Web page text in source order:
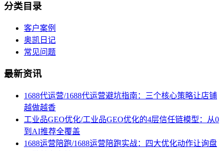
分类目录
客户案例
奥凯日记
常见问题
最新资讯
1688代运营/1688代运营避坑指南：三个核心策略让店铺
越做越香
工业品GEO优化/工业品GEO优化的4层信任链模型：从0
到AI推荐全覆盖
1688运营陪跑/1688运营陪跑实战：四大优化动作让询盘